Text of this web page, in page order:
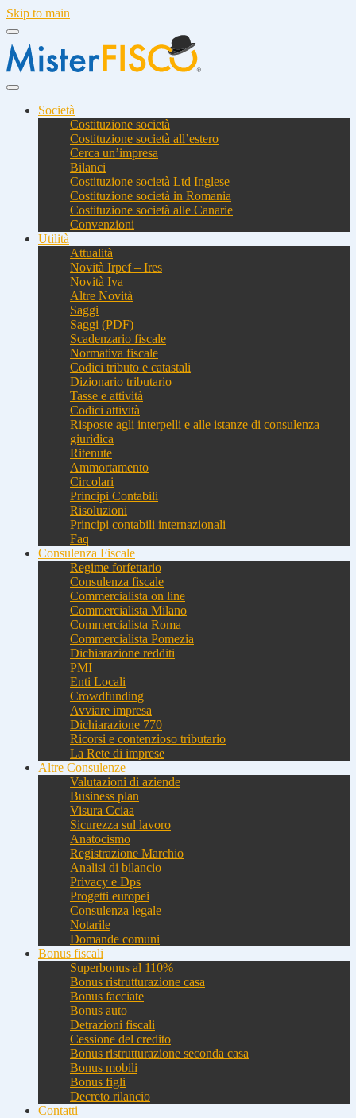
Skip to main
Società
Costituzione società
Costituzione società all’estero
Cerca un’impresa
Bilanci
Costituzione società Ltd Inglese
Costituzione società in Romania
Costituzione società alle Canarie
Convenzioni
Utilità
Attualità
Novità Irpef – Ires
Novità Iva
Altre Novità
Saggi
Saggi (PDF)
Scadenzario fiscale
Normativa fiscale
Codici tributo e catastali
Dizionario tributario
Tasse e attività
Codici attività
Risposte agli interpelli e alle istanze di consulenza
giuridica
Ritenute
Ammortamento
Circolari
Principi Contabili
Risoluzioni
Principi contabili internazionali
Faq
Consulenza Fiscale
Regime forfettario
Consulenza fiscale
Commercialista on line
Commercialista Milano
Commercialista Roma
Commercialista Pomezia
Dichiarazione redditi
PMI
Enti Locali
Crowdfunding
Avviare impresa
Dichiarazione 770
Ricorsi e contenzioso tributario
La Rete di imprese
Altre Consulenze
Valutazioni di aziende
Business plan
Visura Cciaa
Sicurezza sul lavoro
Anatocismo
Registrazione Marchio
Analisi di bilancio
Privacy e Dps
Progetti europei
Consulenza legale
Notarile
Domande comuni
Bonus fiscali
Superbonus al 110%
Bonus ristrutturazione casa
Bonus facciate
Bonus auto
Detrazioni fiscali
Cessione del credito
Bonus ristrutturazione seconda casa
Bonus mobili
Bonus figli
Decreto rilancio
Contatti